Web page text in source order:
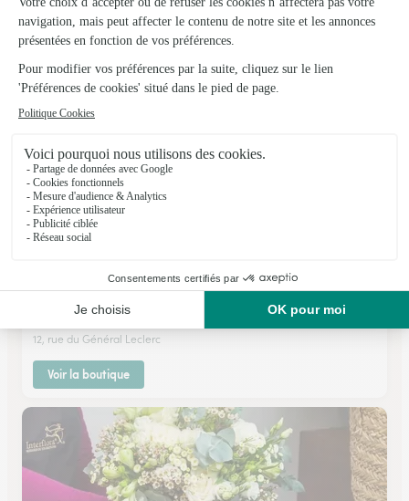
Saacy Sur Marne
★★★★ ★4.2 (77)
4 rond-point du Centre
Voir la boutique
Dormans
12, rue du Général Leclerc
Voir la boutique